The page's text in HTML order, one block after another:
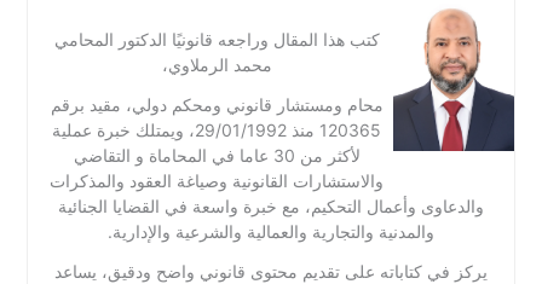
كتب هذا المقال وراجعه قانونيًا الدكتور المحامي
محمد الرملاوي،
محام ومستشار قانوني ومحكم دولي، مقيد برقم
120365 منذ 29/01/1992، ويمتلك خبرة عملية
لأكثر من 30 عاما في المحاماة و التقاضي
والاستشارات القانونية وصياغة العقود والمذكرات
والدعاوى وأعمال التحكيم، مع خبرة واسعة في القضايا الجنائية
والمدنية والتجارية والعمالية والشرعية والإدارية.
يركز في كتاباته على تقديم محتوى قانوني واضح ودقيق، يساعد